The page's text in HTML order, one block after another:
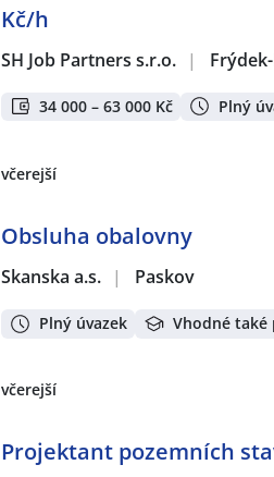
Kč/h
SH Job Partners s.r.o. |
34 000 – 63 000 Kč Plný
včerejší
Obsluha obalovny
Skanska a.s. | Paskov
Plný úvazek Vhodné také
včerejší
Projektant pozemních